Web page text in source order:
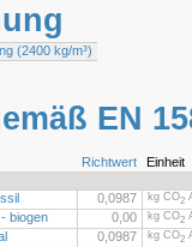
(2400 kg/m³)
EN
Richtwert
Einheit
0,0987 kg CO2
biogen 0,00 kg CO2
0,0987 kg CO2